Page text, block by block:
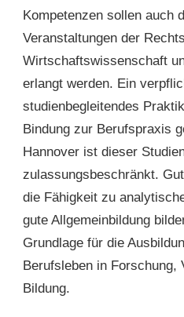
Kompetenzen sollen auch
Veranstaltungen der
Wirtschaftswissenschaft
erlangt werden. Ein
studienbegleitendes
Bindung zur Berufspraxis
Hannover ist dieser
zulassungsbeschränkt.
die Fähigkeit zu
gute Allgemeinbildung
Grundlage für die
Berufsleben in Forschung,
Bildung.